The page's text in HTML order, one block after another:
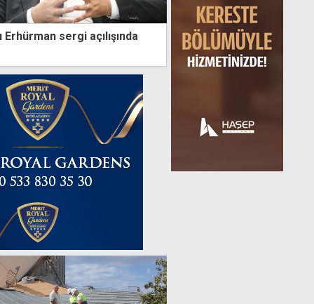
Erhürman sergi açılışında